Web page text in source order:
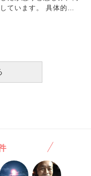
えていたんです。 中
なるニュースを受け
います。 家の中でだ
に当たってしまうこと
す。 具体的に
示したいと思います。
たり弁護士にお世話に
に会いたがっていたの
とグループから私は削
耐えられない。しばら
ました。 すると「あ